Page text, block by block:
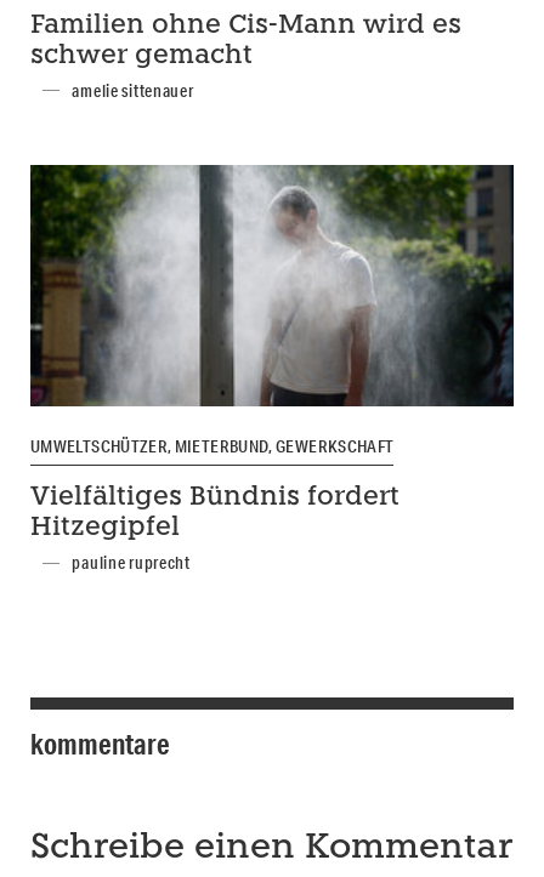
Familien ohne Cis-Mann wird es
schwer gemacht
amelie sittenauer
UMWELTSCHÜTZER, MIETERBUND, GEWERKSCHAFT
Vielfältiges Bündnis fordert
Hitzegipfel
pauline ruprecht
kommentare
Schreibe einen Kommentar